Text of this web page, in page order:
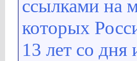
ссылками на
которых
13 лет со дня